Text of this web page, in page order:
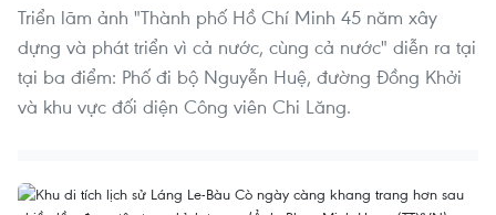
Triển lãm ảnh "Thành phố Hồ Chí Minh 45 năm xây
dựng và phát triển vì cả nước, cùng cả nước" diễn ra tại
tại ba điểm: Phố đi bộ Nguyễn Huệ, đường Đồng Khởi
và khu vực đối diện Công viên Chi Lăng.